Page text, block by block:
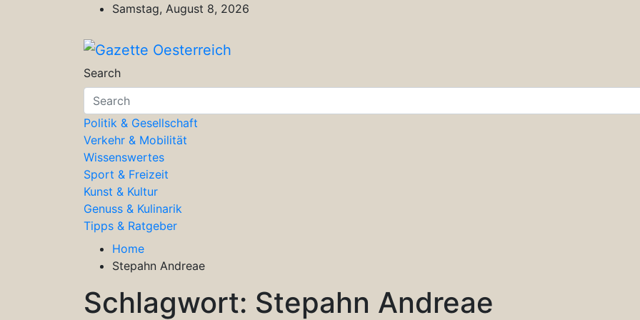
Samstag, August 8, 2026
Gazette Oesterreich
Magazin für Freizeit, Politik, Kultur & Wissenschaft
Search
Politik & Gesellschaft
Verkehr & Mobilität
Wissenswertes
Sport & Freizeit
Kunst & Kultur
Genuss & Kulinarik
Tipps & Ratgeber
Home
Stepahn Andreae
Schlagwort: Stepahn Andreae